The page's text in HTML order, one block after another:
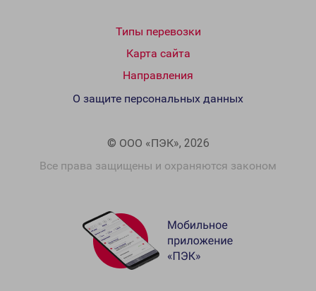
Типы перевозки
Карта сайта
Направления
© ООО «ПЭК», 2026
Все права защищены и охраняются законом
О защите персональных данных